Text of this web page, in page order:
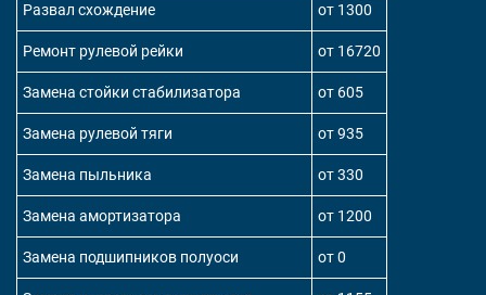
Развал схождение от 1300
Ремонт рулевой рейки от 16720
Замена стойки стабилизатора от 605
Замена рулевой тяги от 935
Замена пыльника от 330
Замена амортизатора от 1200
Замена подшипников полуоси от 0